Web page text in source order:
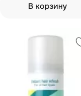
В корзину